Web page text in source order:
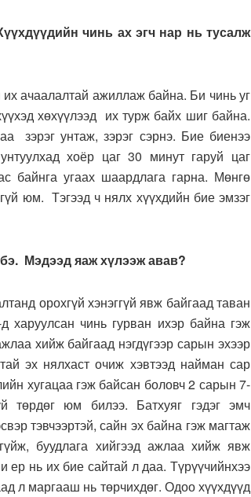
чинь ах эгч нар нь тусалж
их ачаалалтай ажиллаж байна. Би чинь уг
хөхүүлээд их турж байх шиг байна.
зэрэг унтаж, зэрэг сэрнэ. Бие биенээ
хоёр цаг 30 минут гаруй цаг
байнга угаах шаардлага гарна. Мөнгө
юм. Тэгээд ч нялх хүүхдийн бие эмзэг
Мэдээд яаж хүлээж авав?
орохгүй хэнэггүй явж байгаад таван
чинь гурван ихэр байна гэж
хийж байгаад нэгдүгээр сарын эхээр
эх нялхаст очиж хэвтээд найман сар
хугацаа гэж байсан боловч 2 сарын 7-
төрдөг юм билээ. Батхуяг гэдэг эмч
тэвчээртэй, сайн эх байна гэж магтаж
буудлага хийгээд ажлаа хийж явж
ер нь их бие сайтай л даа. Түрүүчийнхээ
л маргааш нь төрчихдөг. Одоо хүүхдүүд